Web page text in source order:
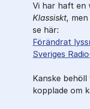
Vi har haft en
Klassiskt, men
se här:
Förändrat
Sveriges
Kanske
kopplade om